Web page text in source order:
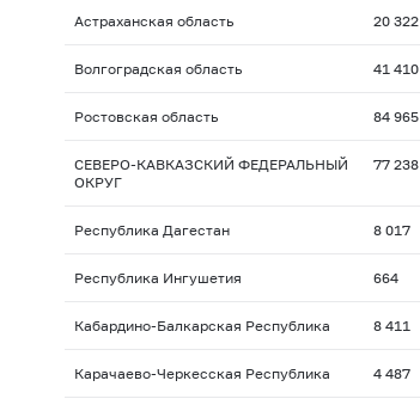
Астраханская область 20 322
Волгоградская область 41 410
Ростовская область 84 965
СЕВЕРО-КАВКАЗСКИЙ ФЕДЕРАЛЬНЫЙ
ОКРУГ
77 238
Республика Дагестан 8 017
Республика Ингушетия 664
Кабардино-Балкарская Республика 8 411
Карачаево-Черкесская Республика 4 487